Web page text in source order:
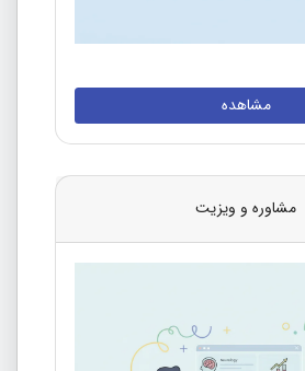
مشاهده
مشاوره و ویزیت